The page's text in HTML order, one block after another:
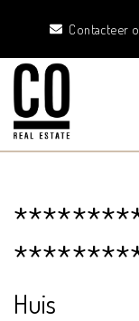
Contacteer
Huis